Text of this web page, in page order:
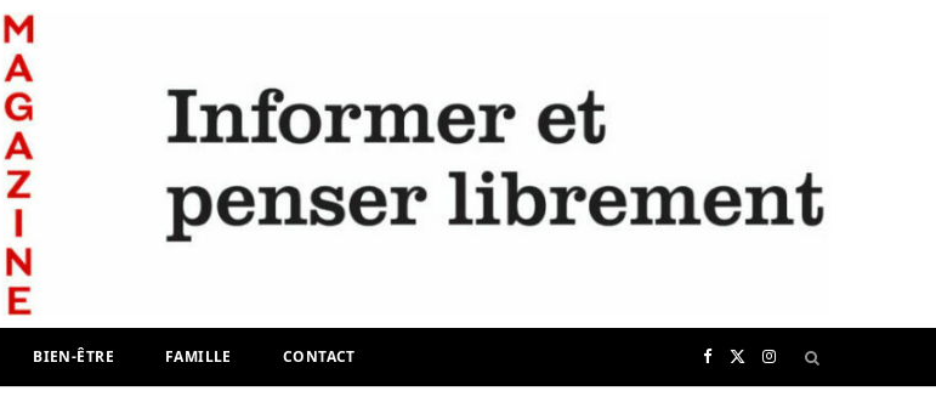
F I
BIEN-ÊTRE FAMILLE CONTACT